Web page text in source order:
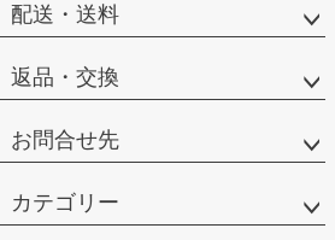
配送・送料
返品・交換
お問合せ先
カテゴリー